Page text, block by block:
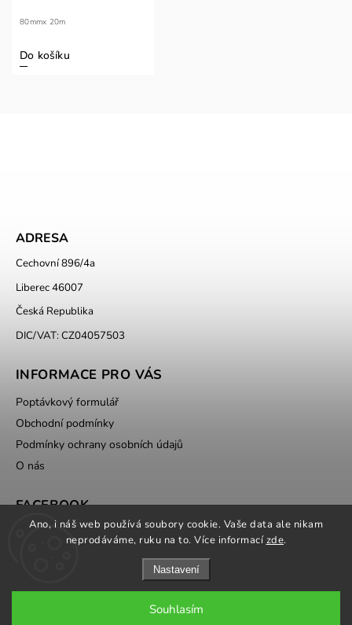
Ano, i náš web používá soubory cookie. Vaše data ale nikam
neprodáváme, ruku na to. Více informacízde.
Nastavení
Souhlasím
Do košíku
80mmx 20m
ADRESA
Cechovní 896/4a
Liberec 46007
Česká Republika
DIC/VAT: CZ04057503
INFORMACE PRO VÁS
Poptávkový formulář
Obchodní podmínky
Podmínky ochrany osobních údajů
O nás
FACEBOOK